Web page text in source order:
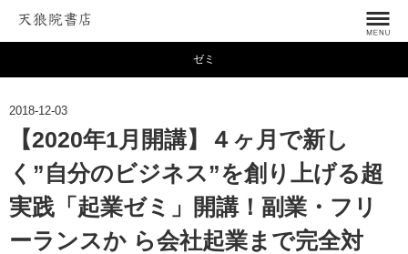
ゼミ
2018-12-03
【2020年1月開講】４ヶ月で新し
く”自分のビジネス”を創り上げる超
実践「起業ゼミ」開講！副業・フリ
ーランスか ら会社起業まで完全対